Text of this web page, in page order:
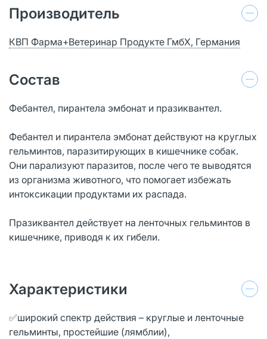
Производитель
КВП Фарма+Ветеринар Продукте ГмбХ, Германия
Состав
Фебантел, пирантела эмбонат и празиквантел.
Фебантел и пирантела эмбонат действуют на круглых
гельминтов, паразитирующих в кишечнике собак.
Они парализуют паразитов, после чего те выводятся
из организма животного, что помогает избежать
интоксикации продуктами их распада.
Празиквантел действует на ленточных гельминтов в
кишечнике, приводя к их гибели.
Характеристики
✅широкий спектр действия – круглые и ленточные
гельминты, простейшие (лямблии),